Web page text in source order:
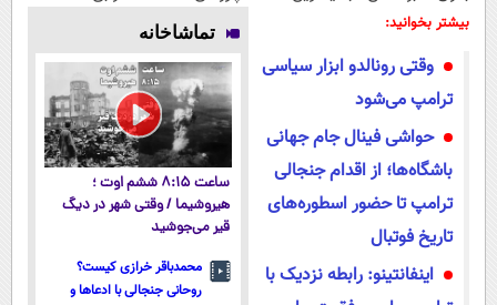
جوون میشی💉
پرداخت قسطی
پوستتوصاف
میکنه!50%تخفیف
بیشتر بخوانید:
وقتی رونالدو ابزار سیاسی
ترامپ می‌شود
حواشی فینال جام جهانی
باشگاه‌ها؛ از اقدام جنجالی
ترامپ تا حضور اسطوره‌های
تاریخ فوتبال
اینفانتینو: رابطه نزدیک با
تماشاخانه
ساعت ۸:۱۵ ششم اوت ؛
هیروشیما / وقتی شهر در دیگ
قیر می‌جوشید
محمدباقر خرازی کیست؟
روحانی جنجالی با ادعاها و